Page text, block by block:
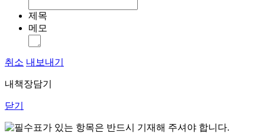
제목
메모
취소 내보내기
내책장담기
닫기
표가 있는 항목은 반드시 기재해 주셔야 합니다.